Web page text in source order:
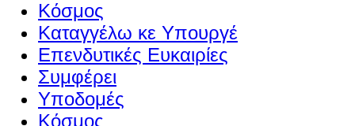
Κόσμος
Καταγγέλω κε Υπουργέ
Επενδυτικές Ευκαιρίες
Συμφέρει
Υποδομές
Κόσμος